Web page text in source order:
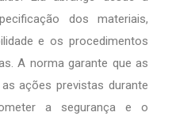
dos materiais,
e os procedimentos
A norma garante que as
ações previstas durante
a segurança e o